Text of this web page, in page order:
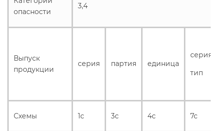
опасности
3,4
Выпуск
продукции
серия партия единица
серия,
тип
Схемы 1с 3с 4с 7с